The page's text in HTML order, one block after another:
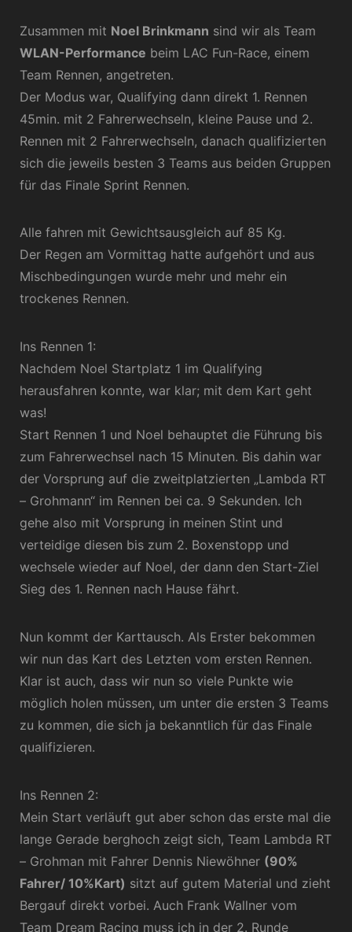
Zusammen mit Noel Brinkmann sind wir als Team
WLAN-Performance beim LAC Fun-Race, einem
Team Rennen, angetreten.
Der Modus war, Qualifying dann direkt 1. Rennen
45min. mit 2 Fahrerwechseln, kleine Pause und 2.
Rennen mit 2 Fahrerwechseln, danach qualifizierten
sich die jeweils besten 3 Teams aus beiden Gruppen
für das Finale Sprint Rennen.
Alle fahren mit Gewichtsausgleich auf 85 Kg.
Der Regen am Vormittag hatte aufgehört und aus
Mischbedingungen wurde mehr und mehr ein
trockenes Rennen.
Ins Rennen 1:
Nachdem Noel Startplatz 1 im Qualifying
herausfahren konnte, war klar; mit dem Kart geht
was!
Start Rennen 1 und Noel behauptet die Führung bis
zum Fahrerwechsel nach 15 Minuten. Bis dahin war
der Vorsprung auf die zweitplatzierten „Lambda RT
– Grohmann“ im Rennen bei ca. 9 Sekunden. Ich
gehe also mit Vorsprung in meinen Stint und
verteidige diesen bis zum 2. Boxenstopp und
wechsele wieder auf Noel, der dann den Start-Ziel
Sieg des 1. Rennen nach Hause fährt.
Nun kommt der Karttausch. Als Erster bekommen
wir nun das Kart des Letzten vom ersten Rennen.
Klar ist auch, dass wir nun so viele Punkte wie
möglich holen müssen, um unter die ersten 3 Teams
zu kommen, die sich ja bekanntlich für das Finale
qualifizieren.
Ins Rennen 2:
Mein Start verläuft gut aber schon das erste mal die
lange Gerade berghoch zeigt sich, Team Lambda RT
– Grohman mit Fahrer Dennis Niewöhner (90%
Fahrer/ 10%Kart) sitzt auf gutem Material und zieht
Bergauf direkt vorbei. Auch Frank Wallner vom
Team Dream Racing muss ich in der 2. Runde